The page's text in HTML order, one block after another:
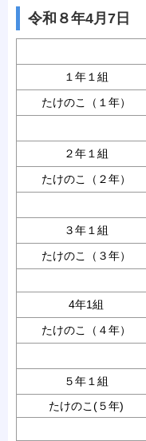
令和８年4月7日
１年１組
たけのこ（１年）
２年１組
たけのこ（２年）
３年１組
たけのこ（３年）
4年1組
たけのこ（４年）
５年１組
たけのこ(５年)